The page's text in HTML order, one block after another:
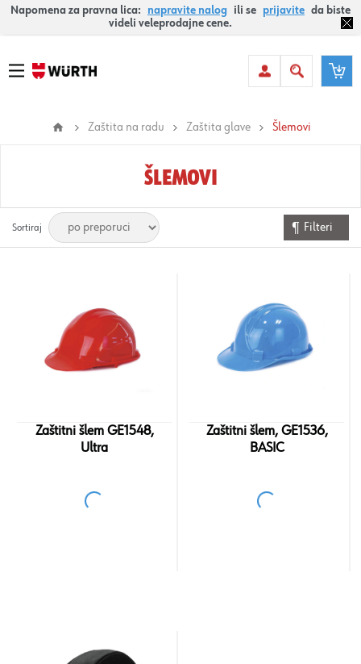
Napomena za pravna lica: napravite nalog ili se prijavite da biste
videli veleprodajne cene.
Zaštita na radu Zaštita glave Šlemovi
ŠLEMOVI
Sortiraj Filteri
Zaštitni šlem GE1548,
Ultra
Zaštitni šlem, GE1536,
BASIC